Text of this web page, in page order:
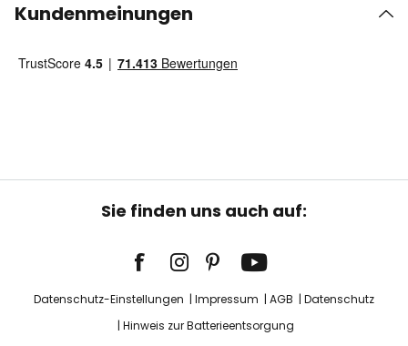
Kundenmeinungen
Sie finden uns auch auf:
Datenschutz-Einstellungen Impressum AGB
Datenschutz
Hinweis zur Batterieentsorgung